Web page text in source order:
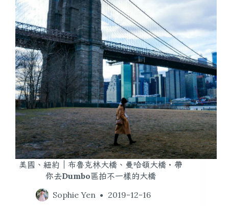
美國、紐約｜布魯克林大橋、曼哈頓大橋・帶
你去Dumbo區拍不一樣的大橋
Sophie Yen
2019-12-16